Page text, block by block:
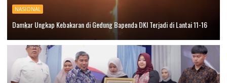
NASIONAL
Damkar Ungkap Kebakaran di Gedung Bapenda DKI Terjadi di Lantai 11-16